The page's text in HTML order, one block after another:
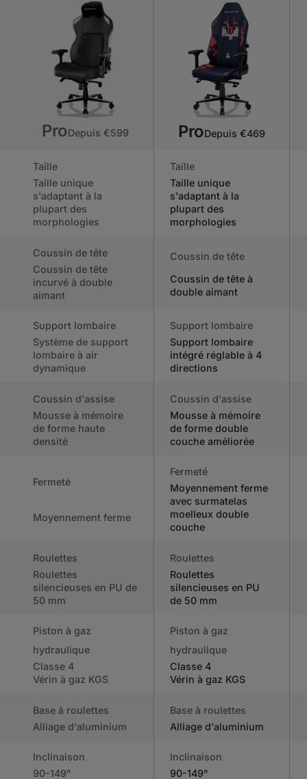
ProDepuis €599 ProDepuis €469
Taille
Taille unique
s'adaptant à la
plupart des
morphologies
Taille
Taille unique
s'adaptant à la
plupart des
morphologies
Coussin de tête
Coussin de tête
incurvé à double
aimant
Coussin de tête
Coussin de tête à
double aimant
Support lombaire
Système de support
lombaire à air
dynamique
Support lombaire
Support lombaire
intégré réglable à 4
directions
Coussin d'assise
Mousse à mémoire
de forme haute
densité
Coussin d'assise
Mousse à mémoire
de forme double
couche améliorée
Fermeté
Moyennement ferme
Fermeté
Moyennement ferme
avec surmatelas
moelleux double
couche
Roulettes
Roulettes
silencieuses en PU de
50 mm
Roulettes
Roulettes
silencieuses en PU
de 50 mm
Piston à gaz
hydraulique
Classe 4
Vérin à gaz KGS
Piston à gaz
hydraulique
Classe 4
Vérin à gaz KGS
Base à roulettes
Alliage d'aluminium
Base à roulettes
Alliage d'aluminium
Inclinaison
90-149°
Inclinaison
90-149°